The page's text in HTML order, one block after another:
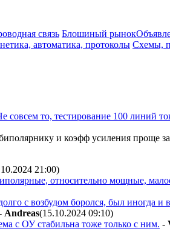
связь Блошиный рынок
автоматика, протоколы Схемы,
совсем то, тестирование 100 линий
и коэфф усиления проще
21:00)
относительно мощные,
с возбудом боролся, был
Andreas(15.10.2024 09:10)
с ОУ стабильна тоже только с ним. -